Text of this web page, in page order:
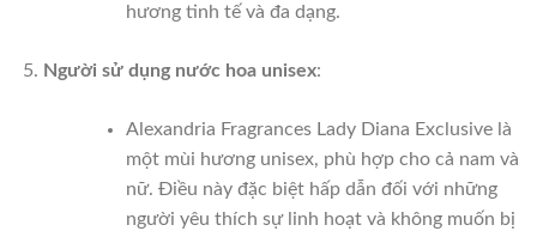
hương tinh tế và đa dạng.
Người sử dụng nước hoa unisex:
Alexandria Fragrances Lady Diana Exclusive là
một mùi hương unisex, phù hợp cho cả nam và
nữ. Điều này đặc biệt hấp dẫn đối với những
người yêu thích sự linh hoạt và không muốn bị